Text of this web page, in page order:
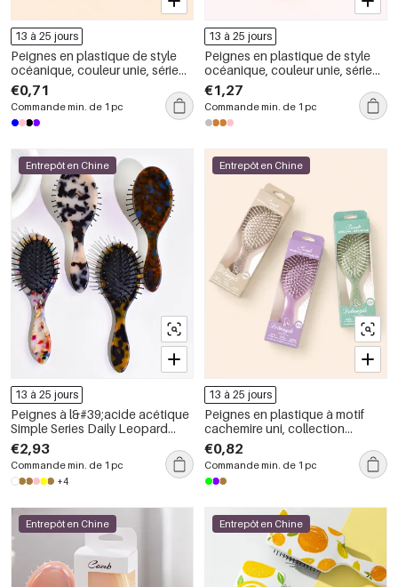
13 à 25 jours
Peignes en plastique de style
océanique, couleur unie, série
Simple
€0,71
Commande min. de 1 pc
13 à 25 jours
Peignes en plastique de style
océanique, couleur unie, série
Simple
€1,27
Commande min. de 1 pc
Entrepôt en Chine
13 à 25 jours
Peignes à l&#39;acide acétique
Simple Series Daily Leopard
Print Mixte Color Gradient Color
€2,93
Commande min. de 1 pc
+4
Entrepôt en Chine
13 à 25 jours
Peignes en plastique à motif
cachemire uni, collection
ethnique Daily Flower Letter
€0,82
Commande min. de 1 pc
Entrepôt en Chine Entrepôt en Chine